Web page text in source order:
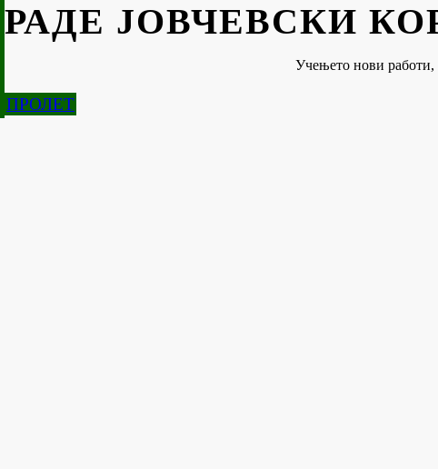
РАДЕ ЈОВЧЕВСКИ
Учењето нови работи,
ПРОЛЕТ